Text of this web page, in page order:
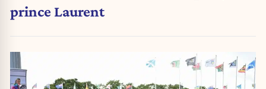
prince Laurent